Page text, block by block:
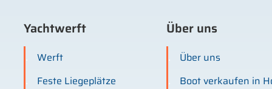
Yachtwerft
Werft
Feste Liegeplätze
Über uns
Über uns
Boot verkaufen in